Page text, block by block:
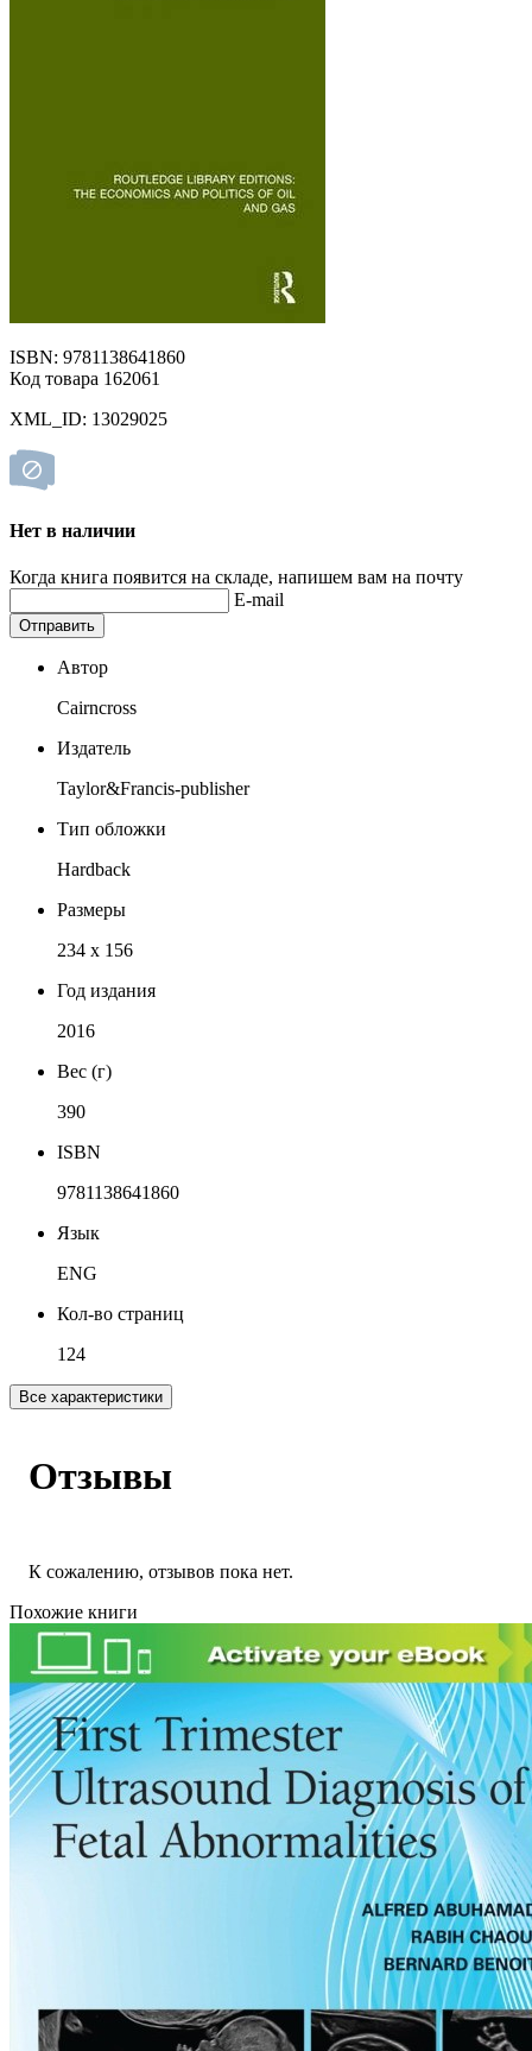
ISBN: 9781138641860
Код товара 162061
XML_ID: 13029025
Нет в наличии
Когда книга появится на складе, напишем вам на почту
E-mail
Отправить
Автор
Cairncross
Издатель
Taylor&Francis-publisher
Тип обложки
Hardback
Размеры
234 x 156
Год издания
2016
Вес (г)
390
ISBN
9781138641860
Язык
ENG
Кол-во страниц
124
Все характеристики
Отзывы
К сожалению, отзывов пока нет.
Похожие книги